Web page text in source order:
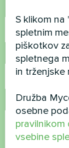
E-pošta
Komentar
S klikom na
spletnim
piškotkov
spletnega
in trženjske
Družba
osebne
pravilnikom
vsebine